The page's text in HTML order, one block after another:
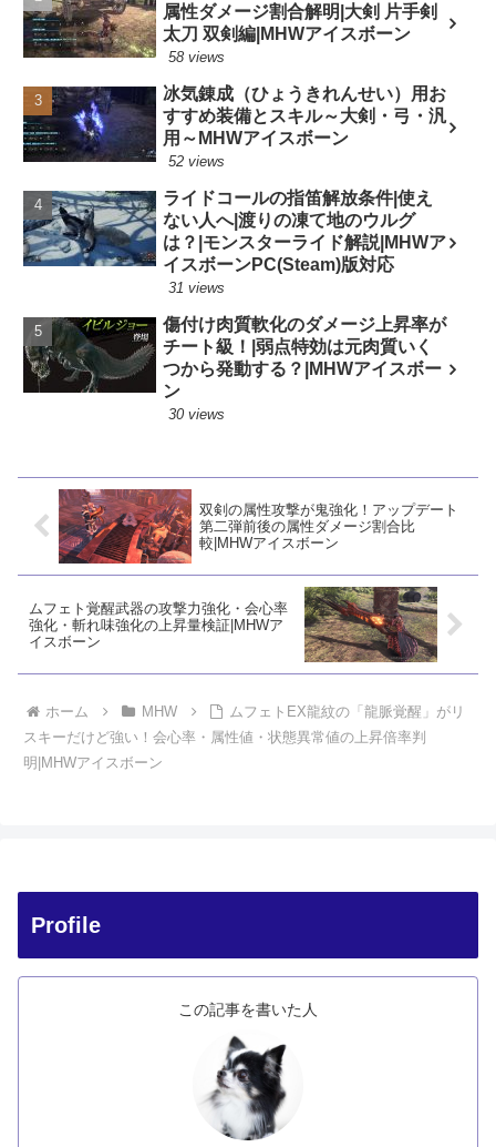
属性ダメージ割合解明|大剣 片手剣
太刀 双剣編|MHWアイスボーン
58 views
冰気錬成（ひょうきれんせい）用お
すすめ装備とスキル～大剣・弓・汎
用～MHWアイスボーン
52 views
ライドコールの指笛解放条件|使え
ない人へ|渡りの凍て地のウルグ
は？|モンスターライド解説|MHWア
イスボーンPC(Steam)版対応
31 views
傷付け肉質軟化のダメージ上昇率が
チート級！|弱点特効は元肉質いく
つから発動する？|MHWアイスボー
ン
30 views
双剣の属性攻撃が鬼強化！アップデート
第二弾前後の属性ダメージ割合比
較|MHWアイスボーン
ムフェト覚醒武器の攻撃力強化・会心率
強化・斬れ味強化の上昇量検証|MHWア
イスボーン
ホーム MHW
ムフェトEX龍紋の「龍脈覚醒」がリ
スキーだけど強い！会心率・属性値・状態異常値の上昇倍率判
明|MHWアイスボーン
Profile
この記事を書いた人